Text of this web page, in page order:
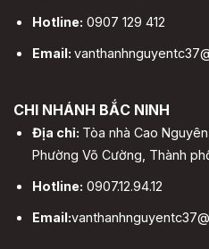
Hotline: 0907 129 412
Email:
CHI NHÁNH BẮC NINH
Địa chỉ: Tòa nhà Cao
Phường Võ Cường, Thành
Hotline: 0907.12.94.12
Email: